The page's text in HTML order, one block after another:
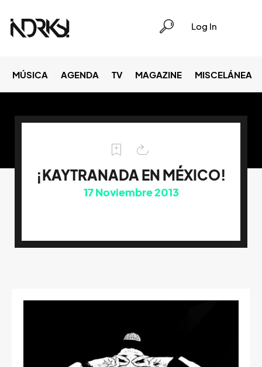
Log In
MÚSICA AGENDA TV MAGAZINE MISCELÁNEA
¡KAYTRANADA EN MÉXICO!
17Noviembre 2013